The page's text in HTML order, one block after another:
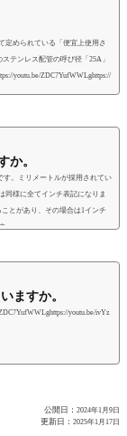
定められている「便宜上使用さ
テンレス配管の呼び径「25A」
youtu.be/ZDC7YufWWLghttps://
か。
す。ミリメートルが採用されてい
同様に全てインチ表記になりま
とがあり、その場合は1インチ
。
ますか。
youtu.be/ivYz
公開日： 2024年1月9日
更新日： 2025年1月17日